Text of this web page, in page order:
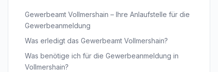
Gewerbeamt Vollmershain – Ihre Anlaufstelle für die
Gewerbeanmeldung
Was erledigt das Gewerbeamt Vollmershain?
Was benötige ich für die Gewerbeanmeldung in
Vollmershain?